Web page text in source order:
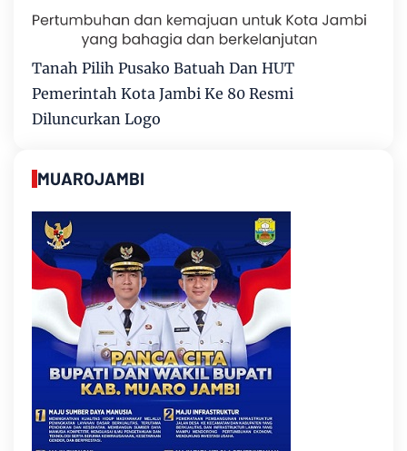
Tanah Pilih Pusako Batuah Dan HUT
Pemerintah Kota Jambi Ke 80 Resmi
Diluncurkan Logo
MUAROJAMBI